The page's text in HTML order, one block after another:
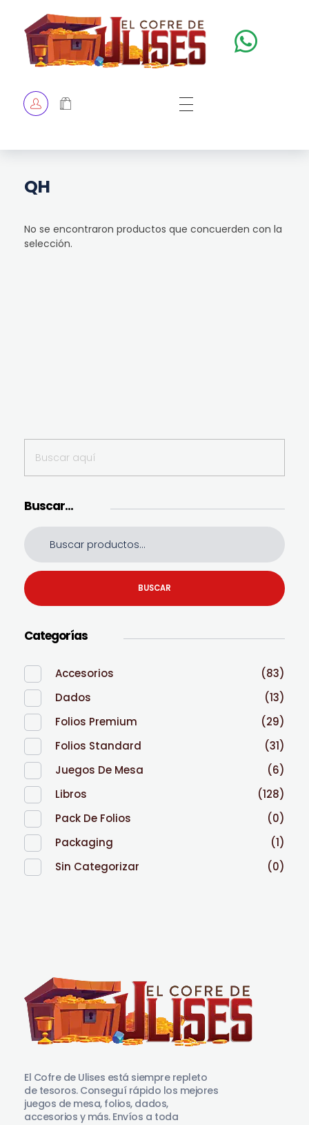
TIENDA
QH
No se encontraron productos que concuerden con la
selección.
Buscar…
BUSCAR
Categorías
Accesorios
(83)
Dados
(13)
Folios Premium
(29)
Folios Standard
(31)
Juegos De Mesa
(6)
Libros
(128)
Pack De Folios
(0)
Packaging
(1)
Sin Categorizar
(0)
El Cofre de Ulises está siempre repleto
de tesoros. Conseguí rápido los mejores
juegos de mesa, folios, dados,
accesorios y más. Envíos a toda